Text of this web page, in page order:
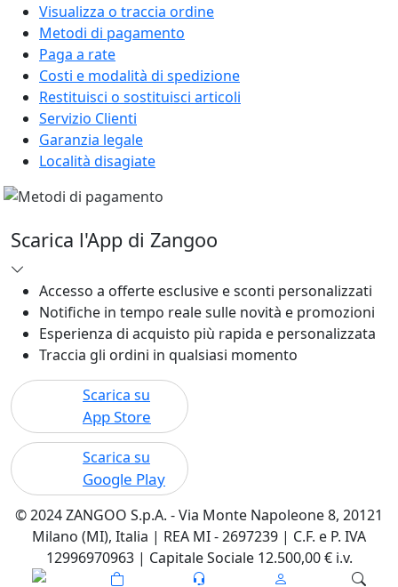
Visualizza o traccia ordine
Metodi di pagamento
Paga a rate
Costi e modalità di spedizione
Restituisci o sostituisci articoli
Servizio Clienti
Garanzia legale
Località disagiate
Scarica l'App di Zangoo
Accesso a offerte esclusive e sconti personalizzati
Notifiche in tempo reale sulle novità e promozioni
Esperienza di acquisto più rapida e personalizzata
Traccia gli ordini in qualsiasi momento
Scarica su
App Store
Scarica su
Google Play
© 2024 ZANGOO S.p.A. - Via Monte Napoleone 8, 20121
Milano (MI), Italia | REA MI - 2697239 | C.F. e P. IVA
12996970963 | Capitale Sociale 12.500,00 € i.v.